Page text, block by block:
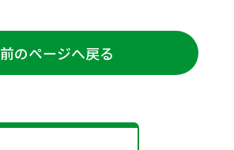
前のページへ戻る